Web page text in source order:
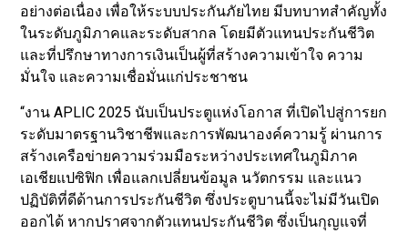
อย่างต่อเนื่อง เพื่อให้ระบบประกันภัยไทย มีบทบาทสำคัญทั้ง
ในระดับภูมิภาคและระดับสากล โดยมีตัวแทนประกันชีวิต
และที่ปรึกษาทางการเงินเป็นผู้ที่สร้างความเข้าใจ ความ
มั่นใจ และความเชื่อมั่นแก่ประชาชน
“งาน APLIC 2025 นับเป็นประตูแห่งโอกาส ที่เปิดไปสู่การยก
ระดับมาตรฐานวิชาชีพและการพัฒนาองค์ความรู้ ผ่านการ
สร้างเครือข่ายความร่วมมือระหว่างประเทศในภูมิภาค
เอเชียแปซิฟิก เพื่อแลกเปลี่ยนข้อมูล นวัตกรรม และแนว
ปฏิบัติที่ดีด้านการประกันชีวิต ซึ่งประตูบานนี้จะไม่มีวันเปิด
ออกได้ หากปราศจากตัวแทนประกันชีวิต ซึ่งเป็นกุญแจที่